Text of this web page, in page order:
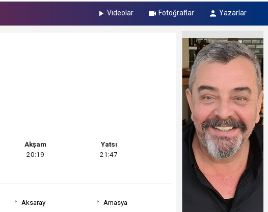
Videolar Fotoğraflar Yazarlar
Akşam
20:19
Yatsı
21:47
Aksaray
Amasya